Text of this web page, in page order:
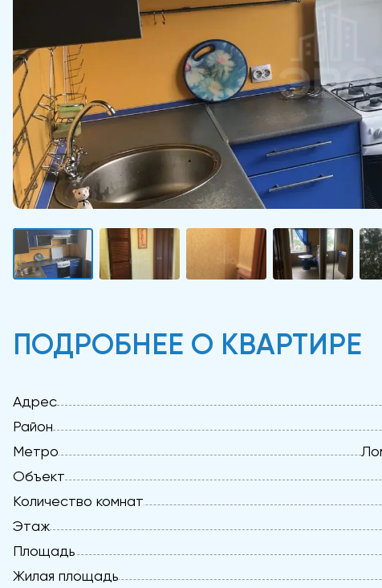
ПОДРОБНЕЕ О КВАРТИРЕ
Адрес
Район
Метро
Объект
Количество комнат
Этаж
Площадь
Жилая площадь